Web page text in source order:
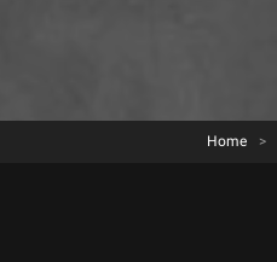
Home >